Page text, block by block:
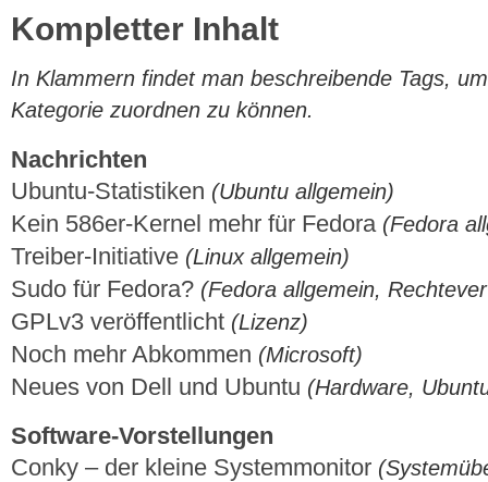
Kompletter Inhalt
In Klammern findet man beschreibende Tags,
Kategorie zuordnen zu können.
Nachrichten
Ubuntu-Statistiken (Ubuntu allgemein)
Kein 586er-Kernel mehr für Fedora (Fedora
Treiber-Initiative (Linux allgemein)
Sudo für Fedora? (Fedora allgemein,
GPLv3 veröffentlicht (Lizenz)
Noch mehr Abkommen (Microsoft)
Neues von Dell und Ubuntu (Hardware,
Software-Vorstellungen
Conky – der kleine Systemmonitor